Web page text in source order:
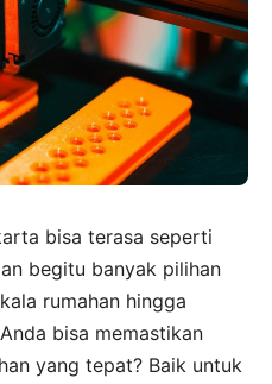
bisa terasa seperti
begitu banyak pilihan
rumahan hingga
bisa memastikan
yang tepat? Baik untuk